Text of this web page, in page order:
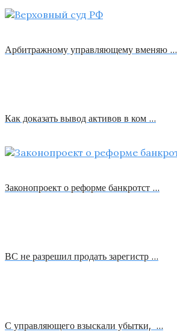
Арбитражному управляющему вменяю …
Как доказать вывод активов в ком …
Законопроект о реформе банкротст …
ВС не разрешил продать зарегистр …
С управляющего взыскали убытки, …